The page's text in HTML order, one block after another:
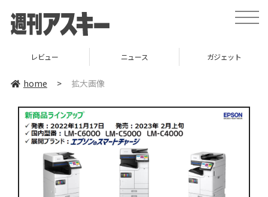
toggle
レビュー ニュース ガジェット
home > 拡大画像